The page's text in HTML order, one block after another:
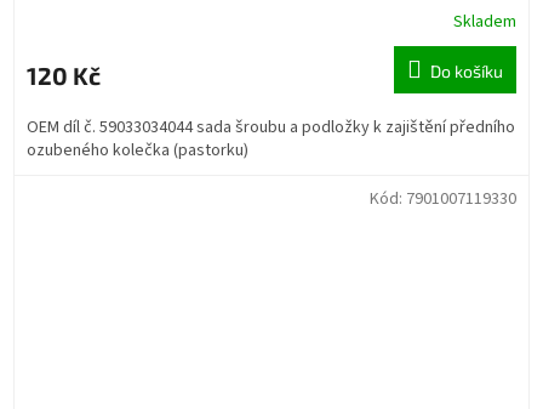
Skladem
120 Kč Do košíku
OEM díl č. 59033034044 sada šroubu a podložky k zajištění předního
ozubeného kolečka (pastorku)
Kód: 7901007119330